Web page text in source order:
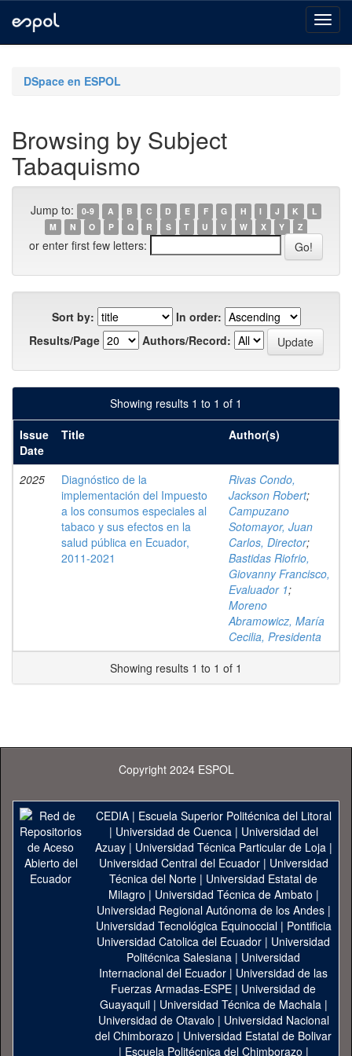
navigationDSpace en ESPOL
Browsing by Subject
Tabaquismo
Jump to: 0-9 A B C D E F G H I J K
L
M
N O P Q R S T U V W X Y Z
or enter first few letters:
Sort by:
In order:
Results/Page
Authors/Record:
Showing results 1 to 1 of 1
Issue
Date
Title Author(s)
2025
Diagnóstico de la
implementación del Impuesto
a los consumos especiales al
tabaco y sus efectos en la
salud pública en Ecuador,
2011-2021
Rivas Condo,
Jackson Robert;
Campuzano
Sotomayor, Juan
Carlos, Director;
Bastidas Riofrio,
Giovanny Francisco,
Evaluador 1;
Moreno
Abramowicz, María
Cecilia, Presidenta
Showing results 1 to 1 of 1
Copyright 2024 ESPOL
CEDIA| Escuela Superior Politécnica del Litoral
| Universidad de Cuenca| Universidad del
Azuay| Universidad Técnica Particular de Loja|
Universidad Central del Ecuador| Universidad
Técnica del Norte | Universidad Estatal de
Milagro | Universidad Técnica de Ambato |
Universidad Regional Autónoma de los Andes|
Universidad Tecnológica Equinoccial| Pontificia
Universidad Catolica del Ecuador | Universidad
Politécnica Salesiana | Universidad
Internacional del Ecuador | Universidad de las
Fuerzas Armadas-ESPE | Universidad de
Guayaquil| Universidad Técnica de Machala|
Universidad de Otavalo | Universidad Nacional
del Chimborazo | Universidad Estatal de Bolivar
| Escuela Politécnica del Chimborazo |